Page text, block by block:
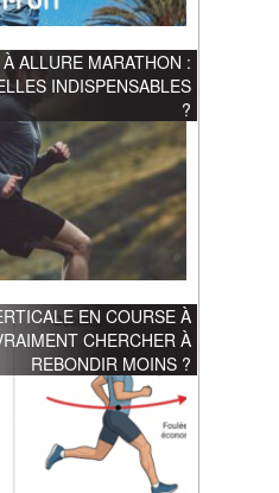
ALLURE MARATHON :
INDISPENSABLES
?
EN COURSE À
CHERCHER À
REBONDIR MOINS ?